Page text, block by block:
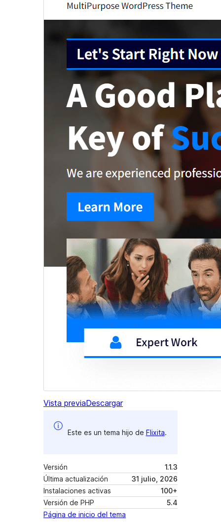
Vista previaDescargar
Este es un tema hijo de Flixita.
Versión
1.1.3
Última actualización
31 julio, 2026
Instalaciones activas
100+
Versión de PHP
5.4
Página de inicio del tema